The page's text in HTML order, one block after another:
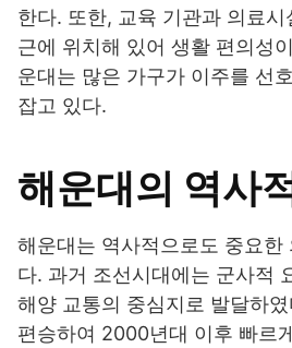
한다. 또한, 교육 기관과 의료
근에 위치해 있어 생활 편의성
운대는 많은 가구가 이주를 선
잡고 있다.
해운대의 역사
해운대는 역사적으로도 중요한
다. 과거 조선시대에는 군사적
해양 교통의 중심지로 발달하
편승하여 2000년대 이후 빠르